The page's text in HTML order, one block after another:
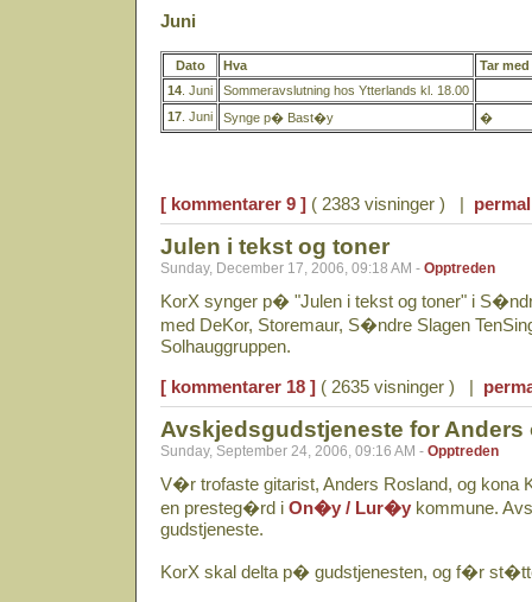
Juni
Dato Hva
Tar
14 . Juni
Sommeravslutning hos Ytterlands kl. 18.00
17 . Juni Synge p� Bast�y �
[ kommentarer 9 ] ( 2383 visninger ) |
Julen i tekst og toner
Sunday, December 17, 2006, 09:18 AM - Opptreden
KorX synger p� "Julen i tekst og toner" i
med DeKor, Storemaur, S�ndre Slagen
Solhauggruppen.
[ kommentarer 18 ] ( 2635 visninger ) |
Avskjedsgudstjeneste for Anders
Sunday, September 24, 2006, 09:16 AM - Opptreden
V�r trofaste gitarist, Anders Rosland, og kona
en presteg�rd i On�y / Lur�y kommune.
gudstjeneste.
KorX skal delta p� gudstjenesten, og f�r